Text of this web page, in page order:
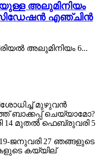
അലുമിനിയം
എഞ്ചിൻ
അലുമിനിയം 6...
മുഴുവൻ
ചെയ്യാമോ?
14 മുതൽ ഫെബ്രുവരി 5
ജനുവരി 27 ഞങ്ങളുടെ
കയ്യില്